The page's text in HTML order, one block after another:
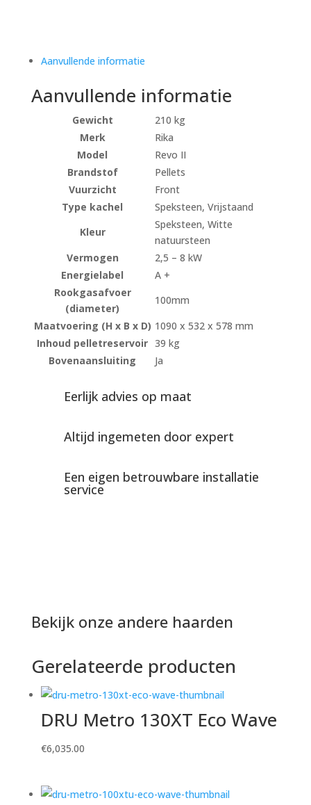
Aanvullende informatie
Aanvullende informatie
Gewicht
210 kg
Merk
Rika
Model
Revo II
Brandstof
Pellets
Vuurzicht
Front
Type kachel
Speksteen, Vrijstaand
Kleur
Speksteen, Witte
natuursteen
Vermogen
2,5 – 8 kW
Energielabel
A +
Rookgasafvoer
(diameter)
100mm
Maatvoering (H x B x D) 1090 x 532 x 578 mm
Inhoud pelletreservoir 39 kg
Bovenaansluiting
Ja
Eerlijk advies op maat
Altijd ingemeten door expert
Een eigen betrouwbare installatie
service
Bekijk onze andere haarden
Gerelateerde producten
DRU Metro 130XT Eco Wave
€6,035.00